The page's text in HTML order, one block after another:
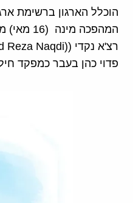
הוכלל הארגון ברשימת
פדוי כהן בעבר כמפקד